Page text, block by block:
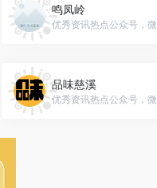
鸣凤岭
品味慈溪
优秀资讯热点公众号，